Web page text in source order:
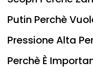
Putin Perchè
Pressione Alta
Perchè È